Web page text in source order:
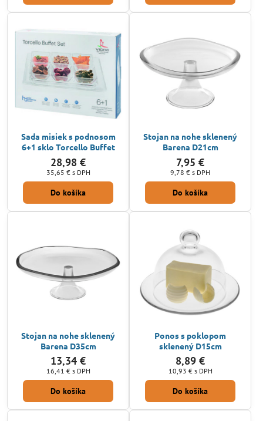
Sada misiek s podnosom
6+1 sklo Torcello Buffet
28,98 €
35,65 € s DPH
Do košíka
Stojan na nohe sklenený
Barena D21cm
7,95 €
9,78 € s DPH
Do košíka
Stojan na nohe sklenený
Barena D35cm
13,34 €
16,41 € s DPH
Do košíka
Ponos s poklopom
sklenený D15cm
8,89 €
10,93 € s DPH
Do košíka